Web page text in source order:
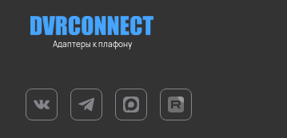
Адаптеры к плафону